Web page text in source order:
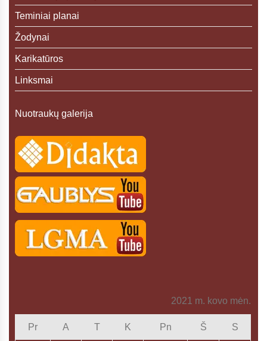
Teminiai planai
Žodynai
Karikatūros
Linksmai
Nuotraukų galerija
2021 m. kovo mėn.
Pr A T K Pn Š S